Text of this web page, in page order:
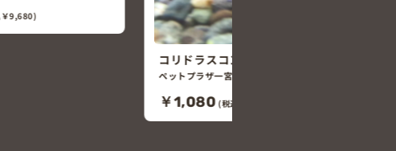
コリドラスベネズエラブラック
ペットプラザ一宮今伊勢店
￥3,800